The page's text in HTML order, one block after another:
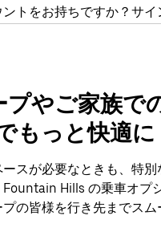
トをお持ちですか？サイ
やご家族で
もっと快適に
ースが必要なときも、特
Fountain Hills の乗車オプ
の皆様を行き先までスム